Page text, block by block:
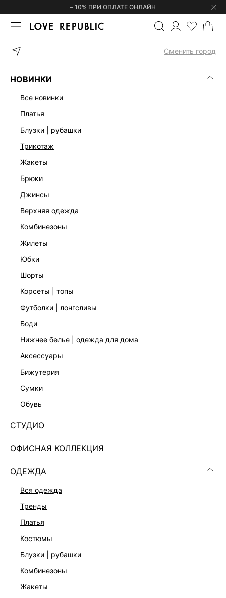
– 10% ПРИ ОПЛАТЕ ОНЛАЙН
Сменить город
НОВИНКИ
все новинки
платья
блузки | рубашки
трикотаж
жакеты
брюки
джинсы
верхняя одежда
комбинезоны
жилеты
юбки
шорты
корсеты | топы
футболки | лонгсливы
боди
нижнее белье | одежда для дома
аксессуары
бижутерия
сумки
обувь
СТУДИО
ОФИСНАЯ КОЛЛЕКЦИЯ
ОДЕЖДА
вся одежда
тренды
платья
костюмы
блузки | рубашки
комбинезоны
жакеты
ГЛАВНАЯ
ТРЕНДЫ ПЛАТЬЯ
ЮБКА МИДИ ИЗ САТИНА
1 599 ₽